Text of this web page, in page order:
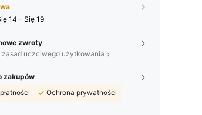
14 - Się 19
zwroty
uczciwego użytkowania
zakupów
Ochrona prywatności